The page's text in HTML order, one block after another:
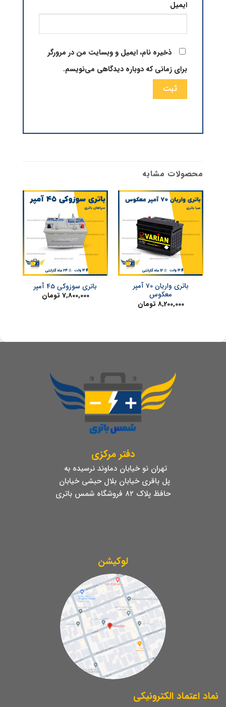
ایمیل
ذخیره نام، ایمیل و وبسایت من در مرورگر
برای زمانی که دوباره دیدگاهی می‌نویسم.
محصولات مشابه
باتری واریان 70 آمپر
معکوس
8,200,000 تومان
باتری سوزوکی 45 آمپر
7,800,000 تومان
دفتر مرکزی
تهران نو خیابان دماوند نرسیده به
پل باقری خیابان بلال حبشی خیابان
حافظ پلاک ۸۲ فروشگاه شمس باتری
لوکیشن
نماد اعتماد الکترونیکی